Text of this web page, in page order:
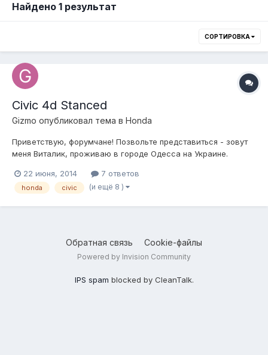
Найдено 1 результат
СОРТИРОВКА
Civic 4d Stanced
Gizmo опубликовал тема в Honda
Приветствую, форумчане! Позвольте представиться - зовут
меня Виталик, проживаю в городе Одесса на Украине.
несколько лет пытаюсь сделать Цивик всё ниже и всё шире,
согласно канонам Stance. :До сих пор шкрябал асфальт с
22 июня, 2014 7 ответов
honda civic (и ещё 8 )
Обратная связь Cookie-файлы
Powered by Invision Community
IPS spam blocked by CleanTalk.